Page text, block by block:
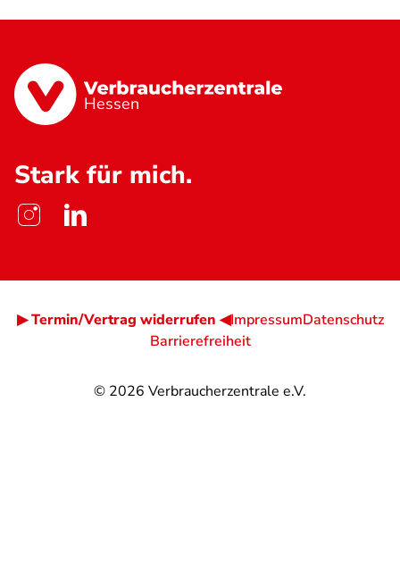
Hessen
Stark für mich.
© 2026 Verbraucherzentrale e.V.
▶ Termin/Vertrag widerrufen ◀ImpressumDatenschutz
Barrierefreiheit